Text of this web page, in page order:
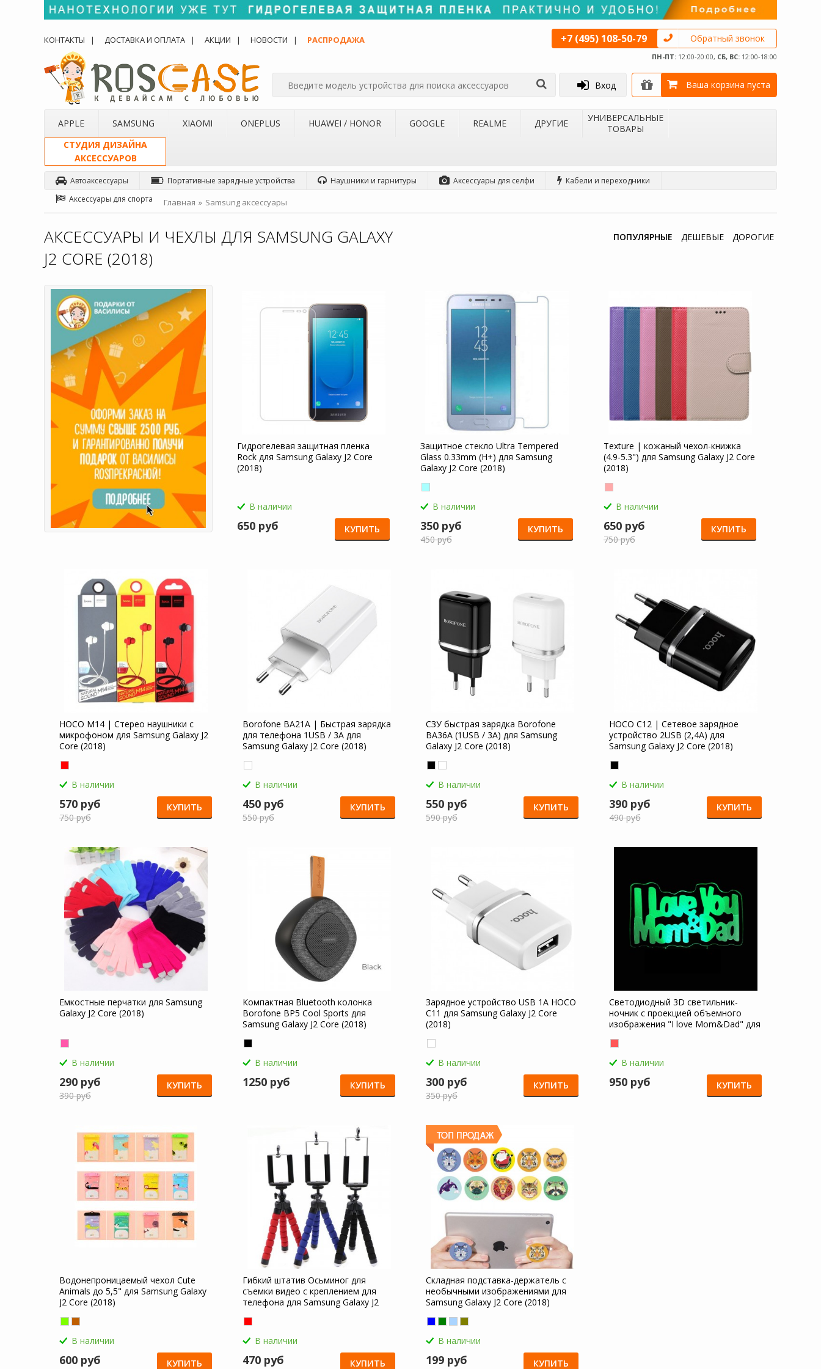
КОНТАКТЫ ДОСТАВКА И ОПЛАТА АКЦИИ НОВОСТИ РАСПРОДАЖА +7 (495) 108-50-79 Обратный звонок
ПН-ПТ: 12:00-20:00, СБ, ВС: 12:00-18:00
Вход Ваша корзина пуста
APPLE SAMSUNG XIAOMI ONEPLUS HUAWEI / HONOR GOOGLE REALME ДРУГИЕ
УНИВЕРСАЛЬНЫЕ
ТОВАРЫ
СТУДИЯ ДИЗАЙНА
АКСЕССУАРОВ
Автоаксессуары Портативные зарядные устройства Наушники и гарнитуры Аксессуары для селфи
Кабели и переходники
Аксессуары для спорта
Главная Samsung аксессуары
АКСЕССУАРЫ И ЧЕХЛЫ ДЛЯ SAMSUNG GALAXY
J2 CORE (2018)
ПОПУЛЯРНЫЕ ДЕШЕВЫЕ ДОРОГИЕ
Гидрогелевая защитная пленка
Rock для Samsung Galaxy J2 Core
(2018)
В наличии
650 руб КУПИТЬ
Защитное стекло Ultra Tempered
Glass 0.33mm (H+) для Samsung
Galaxy J2 Core (2018)
В наличии
350 руб
450 руб
КУПИТЬ
Texture | кожаный чехол-книжка
(4.9-5.3") для Samsung Galaxy J2 Core
(2018)
В наличии
650 руб
750 руб
КУПИТЬ
HOCO M14 | Стерео наушники с
микрофоном для Samsung Galaxy J2
Core (2018)
В наличии
570 руб
750 руб
КУПИТЬ
Borofone BA21A | Быстрая зарядка
для телефона 1USB / 3A для
Samsung Galaxy J2 Core (2018)
В наличии
450 руб
550 руб
КУПИТЬ
СЗУ быстрая зарядка Borofone
BA36A (1USB / 3A) для Samsung
Galaxy J2 Core (2018)
В наличии
550 руб
590 руб
КУПИТЬ
HOCO C12 | Сетевое зарядное
устройство 2USB (2,4А) для
Samsung Galaxy J2 Core (2018)
В наличии
390 руб
490 руб
КУПИТЬ
Емкостные перчатки для Samsung
Galaxy J2 Core (2018)
В наличии
290 руб
390 руб
КУПИТЬ
Компактная Bluetooth колонка
Borofone BP5 Cool Sports для
Samsung Galaxy J2 Core (2018)
В наличии
1250 руб КУПИТЬ
Зарядное устройство USB 1A HOCO
C11 для Samsung Galaxy J2 Core
(2018)
В наличии
300 руб
350 руб
КУПИТЬ
Светодиодный 3D светильник-
ночник с проекцией объемного
изображения "I love Mom&Dad" для
В наличии
950 руб КУПИТЬ
Водонепроницаемый чехол Cute
Animals до 5,5" для Samsung Galaxy
J2 Core (2018)
В наличии
600 руб КУПИТЬ
Гибкий штатив Осьминог для
съемки видео с креплением для
телефона для Samsung Galaxy J2
В наличии
470 руб КУПИТЬ
Складная подставка-держатель с
необычными изображениями для
Samsung Galaxy J2 Core (2018)
В наличии
199 руб КУПИТЬ